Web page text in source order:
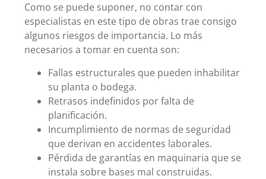
Como se puede suponer, no contar con
especialistas en este tipo de obras trae consigo
algunos riesgos de importancia. Lo más
necesarios a tomar en cuenta son:
Fallas estructurales que pueden inhabilitar
su planta o bodega.
Retrasos indefinidos por falta de
planificación.
Incumplimiento de normas de seguridad
que derivan en accidentes laborales.
Pérdida de garantías en maquinaria que se
instala sobre bases mal construidas.